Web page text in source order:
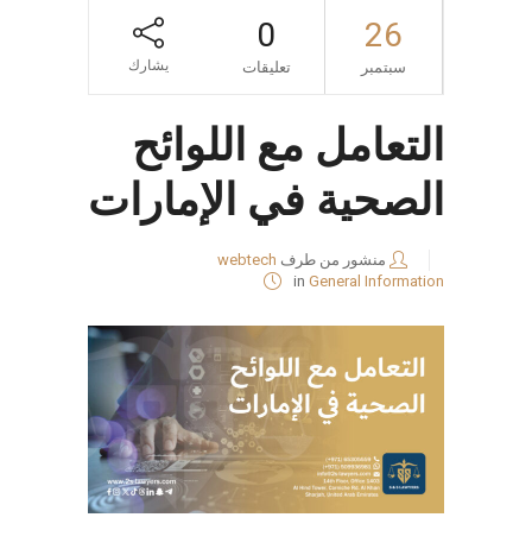
26
سبتمبر
0
تعليقات يشارك
التعامل مع اللوائح
الصحية في الإمارات
منشور من طرف webtech
in General Information